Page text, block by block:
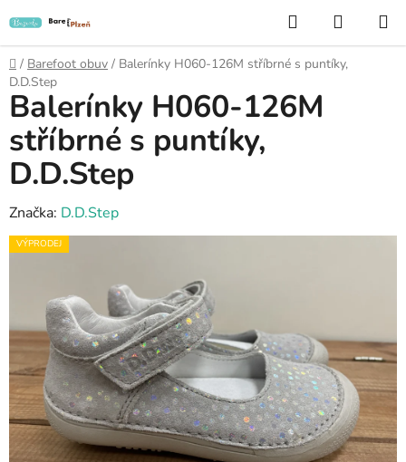
na
obsah
Hledat
KOŠÍK
Domů
/ Barefoot obuv / Balerínky H060-126M stříbrné s puntíky,
D.D.Step
Balerínky H060-126M
stříbrné s puntíky,
D.D.Step
Značka: D.D.Step
VÝPRODEJ